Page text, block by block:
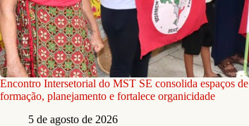
Encontro Intersetorial do MST SE consolida espaços de
formação, planejamento e fortalece organicidade
5 de agosto de 2026